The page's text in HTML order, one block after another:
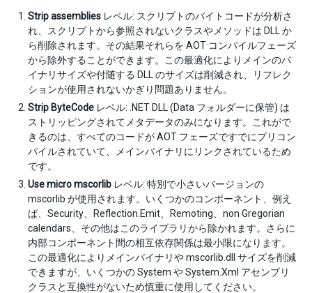
Strip assemblies レベル: スクリプトのバイトコードが分析さ
れ、スクリプトから参照されないクラスやメソッドは DLL か
ら削除されます。その結果それらを AOT コンパイルフェーズ
から除外することができます。この最適化によりメインのバ
イナリサイズや付随する DLL のサイズは削減され、リフレク
ションが使用されないかぎり問題ありません。
Strip ByteCode レベル: .NET DLL (Data フォルダーに保管) は
ストリッピングされてメタデータのみになります。これがで
きるのは、すべてのコードが AOT フェーズですでにプリコン
パイルされていて、メインバイナリにリンクされているため
です。
Use micro mscorlib レベル: 特別で小さいバージョンの
mscorlib が使用されます。いくつかのコンポーネント、例え
ば、Security、Reflection.Emit、Remoting、non Gregorian
calendars、その他はこのライブラリから除かれます。さらに
内部コンポーネント間の相互依存関係は最小限になります。
この最適化によりメインバイナリや mscorlib.dll サイズを削減
できますが、いくつかの System や System.Xml アセンブリ
クラスと互換性がないため慎重に使用してください。